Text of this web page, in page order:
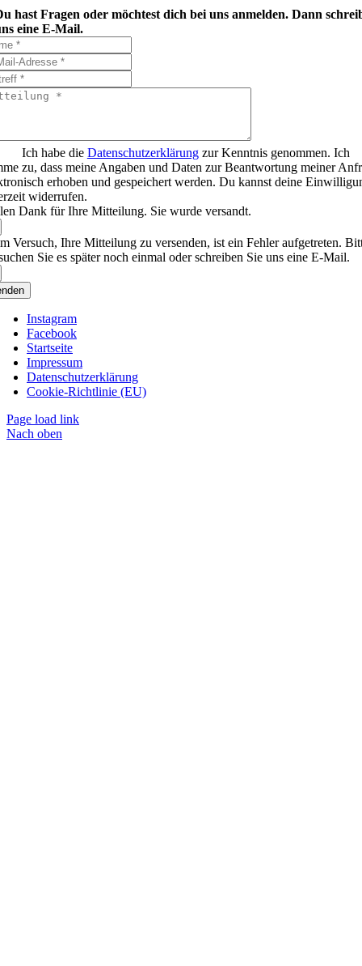
hast Fragen oder möchtest dich bei uns anmelden. Dann
eine E-Mail.
Ich habe die Datenschutzerklärungzur Kenntnis genommen. Ich
zu, dass meine Angaben und Daten zur Beantwortung meiner
erhoben und gespeichert werden. Du kannst deine
widerrufen.
Dank für Ihre Mitteilung. Sie wurde versandt.
Versuch, Ihre Mitteilung zu versenden, ist ein Fehler aufgetreten.
Sie es später noch einmal oder schreiben Sie uns eine E-Mail.
Instagram
Facebook
Startseite
Impressum
Datenschutzerklärung
Cookie-Richtlinie (EU)
Page load link
Nach oben